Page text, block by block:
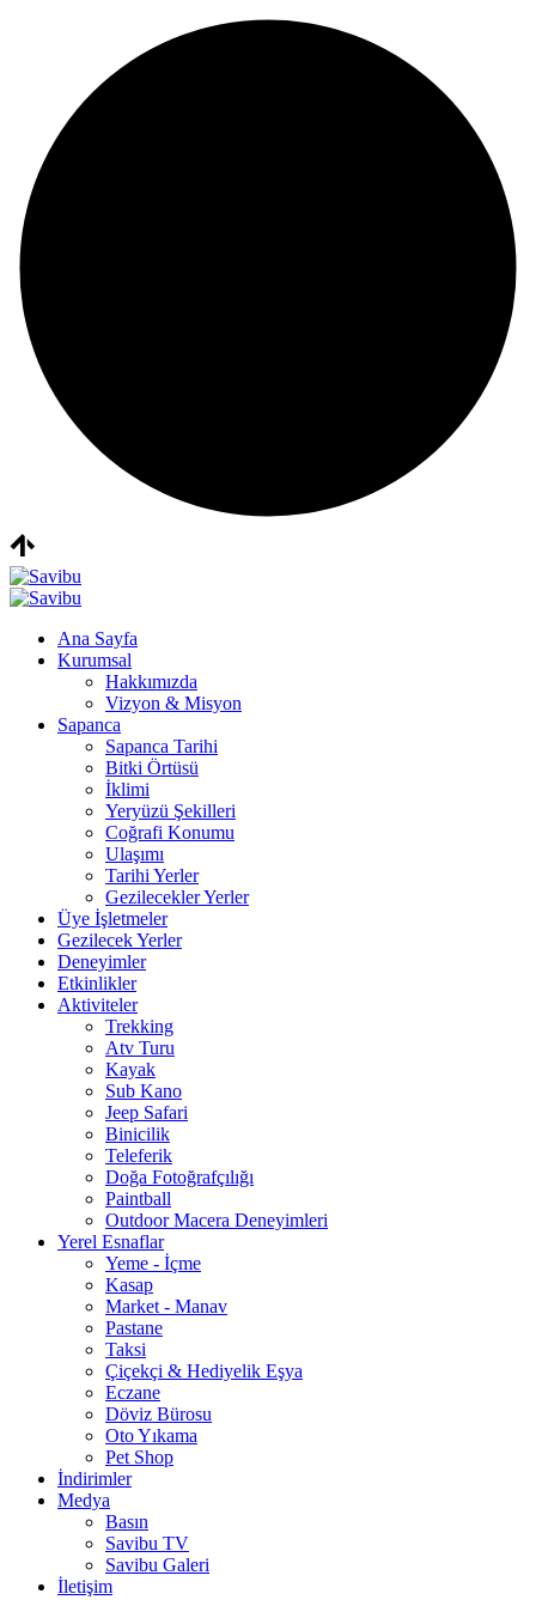
Ana Sayfa
Kurumsal
Hakkımızda
Vizyon & Misyon
Sapanca
Sapanca Tarihi
Bitki Örtüsü
İklimi
Yeryüzü Şekilleri
Coğrafi Konumu
Ulaşımı
Tarihi Yerler
Gezilecekler Yerler
Üye İşletmeler
Gezilecek Yerler
Deneyimler
Etkinlikler
Aktiviteler
Trekking
Atv Turu
Kayak
Sub Kano
Jeep Safari
Binicilik
Teleferik
Doğa Fotoğrafçılığı
Paintball
Outdoor Macera Deneyimleri
Yerel Esnaflar
Yeme - İçme
Kasap
Market - Manav
Pastane
Taksi
Çiçekçi & Hediyelik Eşya
Eczane
Döviz Bürosu
Oto Yıkama
Pet Shop
İndirimler
Medya
Basın
Savibu TV
Savibu Galeri
İletişim